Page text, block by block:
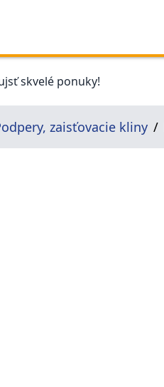
skvelé ponuky!
zaisťovacie kliny